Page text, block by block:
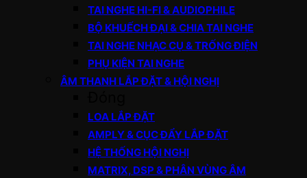
TAI NGHE HI-FI & AUDIOPHILE
BỘ KHUẾCH ĐẠI & CHIA TAI NGHE
TAI NGHE NHẠC CỤ & TRỐNG ĐIỆN
PHỤ KIỆN TAI NGHE
ÂM THANH LẮP ĐẶT & HỘI NGHỊ
LOA LẮP ĐẶT
AMPLY & CỤC ĐẨY LẮP ĐẶT
HỆ THỐNG HỘI NGHỊ
MATRIX, DSP & PHÂN VÙNG ÂM